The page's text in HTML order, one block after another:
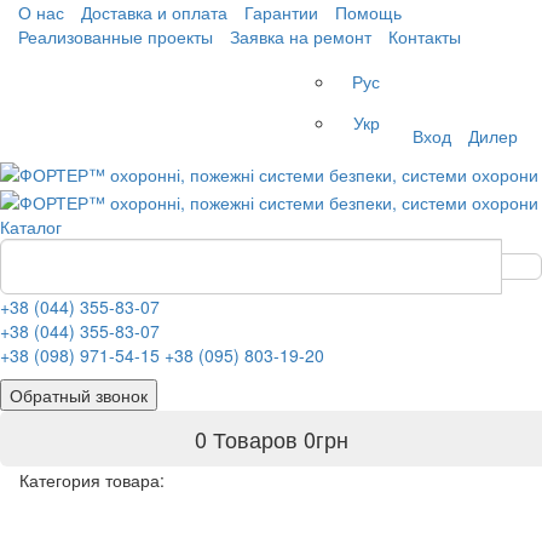
О нас Доставка и оплата Гарантии
Помощь
Реализованные проекты
Заявка на ремонт
Контакты
Рус
Укр
Вход Дилер
Каталог
+38 (044) 355-83-07
+38 (044) 355-83-07
+38 (098) 971-54-15 +38 (095) 803-19-20
Обратный звонок
0 Товаров 0грн
Категория товара: